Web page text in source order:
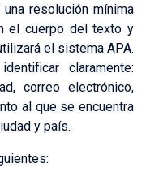
resolución mínima
el cuerpo del texto y
el sistema APA.
claramente:
correo electrónico,
al que se encuentra
y país.